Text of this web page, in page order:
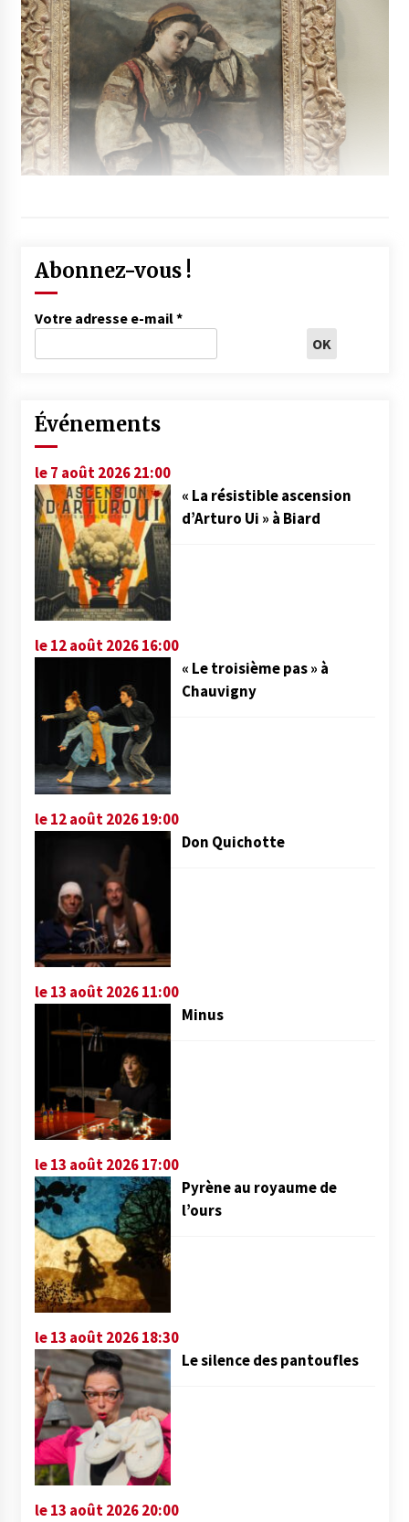
Abonnez-vous !
Votre adresse e-mail*
Événements
le 7 août 2026 21:00
« La résistible ascension
d’Arturo Ui » à Biard
le 12 août 2026 16:00
« Le troisième pas » à
Chauvigny
le 12 août 2026 19:00
Don Quichotte
le 13 août 2026 11:00
Minus
le 13 août 2026 17:00
Pyrène au royaume de
l’ours
le 13 août 2026 18:30
Le silence des pantoufles
le 13 août 2026 20:00